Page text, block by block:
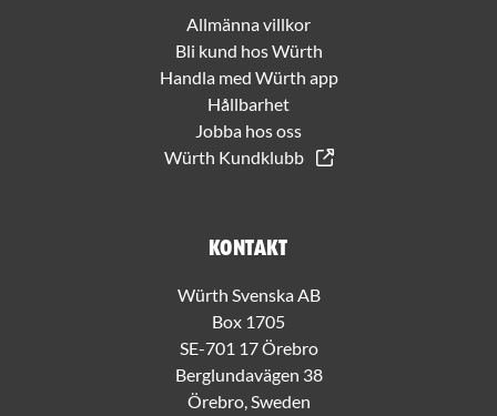
Allmänna villkor
Bli kund hos Würth
Handla med Würth app
Hållbarhet
Jobba hos oss
Würth Kundklubb
Kontakt
Würth Svenska AB
Box 1705
SE-701 17 Örebro
Berglundavägen 38
Örebro, Sweden